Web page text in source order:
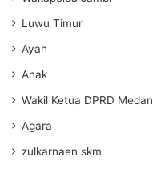
Luwu Timur
Ayah
Anak
Wakil Ketua DPRD Medan
Agara
zulkarnaen skm